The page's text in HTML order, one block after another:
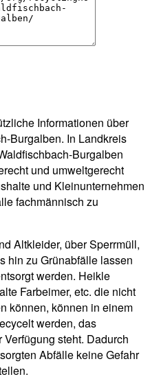
Informationen über
Burgalben. In Landkreis
Burgalben
und umweltgerecht
und Kleinunternehmen
fachmännisch zu
Altkleider, über Sperrmüll,
hin zu Grünabfälle lassen
werden. Heikle
Farbeimer, etc. die nicht
können, können in einem
werden, das
steht. Dadurch
Abfälle keine Gefahr